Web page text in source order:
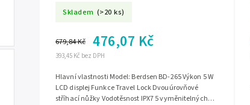
Skladem (>20 ks)
393,45 Kč bez DPH
679,84 Kč 476,07 Kč
Hlavní vlastnosti Model: Berdsen BD-265 Výkon 5 W
LCD displej Funkce Travel Lock Dvouúrovňové
stříhací nůžky Vodotěsnost IPX7 5 vyměnitelných